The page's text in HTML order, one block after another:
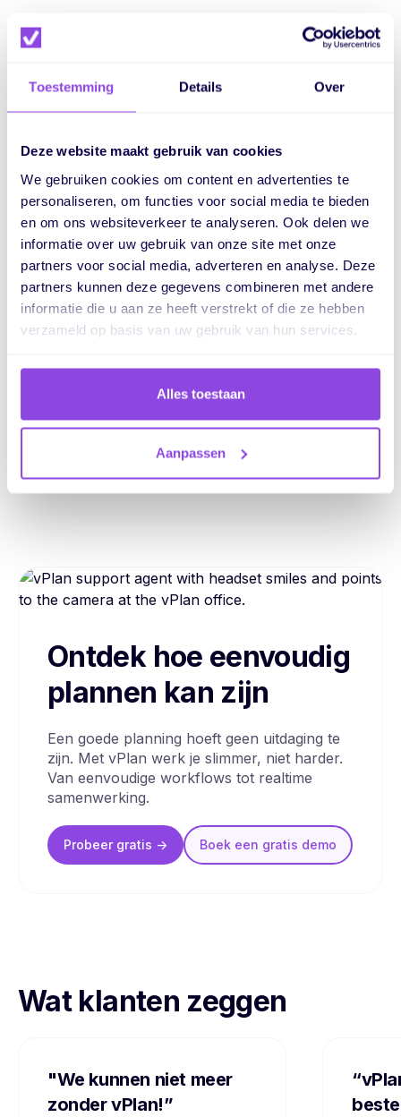
Toestemming Details Over
Deze website maakt gebruik van cookies
We gebruiken cookies om content en advertenties te
personaliseren, om functies voor social media te bieden
en om ons websiteverkeer te analyseren. Ook delen we
informatie over uw gebruik van onze site met onze
partners voor social media, adverteren en analyse. Deze
partners kunnen deze gegevens combineren met andere
informatie die u aan ze heeft verstrekt of die ze hebben
verzameld op basis van uw gebruik van hun services.
Alles toestaan
Aanpassen
Eén platform.
Eindeloos veel
mogelijkheden.
Voor meer overzicht, betere samenwerking en grip
op je hele proces
Taken Capaciteit
Automatiseringen
Ontdek hoe eenvoudig
plannen kan zijn
Een goede planning hoeft geen uitdaging te
zijn. Met vPlan werk je slimmer, niet harder.
Van eenvoudige workflows tot realtime
samenwerking.
Probeer gratis -> Boek een gratis demo
Wat klanten zeggen
"We kunnen niet meer
zonder vPlan!”